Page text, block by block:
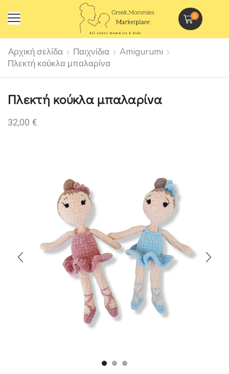
0
Αρχική σελίδα Παιχνίδια
Amigurumi
Πλεκτή κούκλα μπαλαρίνα
Πλεκτή κούκλα μπαλαρίνα
32,00 €